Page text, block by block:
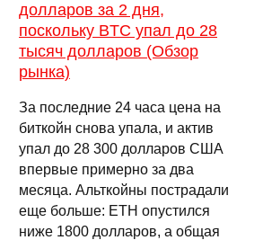
долларов за 2 дня,
поскольку BTC упал до 28
тысяч долларов (Обзор
рынка)
За последние 24 часа цена на
биткойн снова упала, и актив
упал до 28 300 долларов США
впервые примерно за два
месяца. Альткойны пострадали
еще больше: ETH опустился
ниже 1800 долларов, а общая